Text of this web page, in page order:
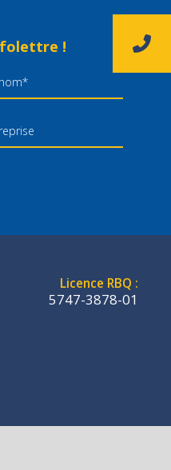
!
Licence RBQ :
5747-3878-01